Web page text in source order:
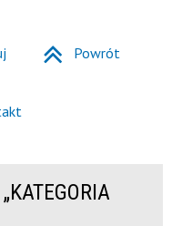
Powrót